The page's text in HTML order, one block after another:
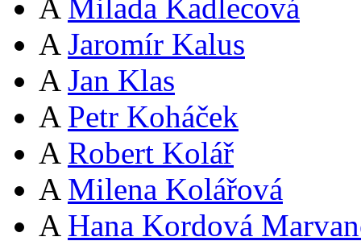
A Milada Kadlecová
A Jaromír Kalus
A Jan Klas
A Petr Koháček
A Robert Kolář
A Milena Kolářová
A Hana Kordová